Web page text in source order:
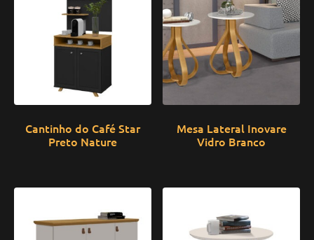
Cantinho do Café Star
Preto Nature
Mesa Lateral Inovare
Vidro Branco